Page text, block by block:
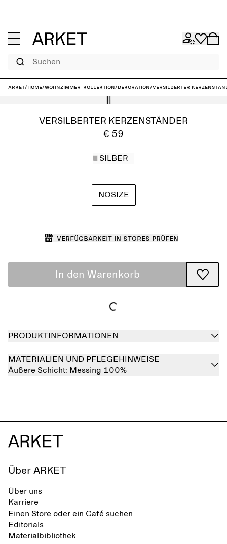
Suchen
ARKET/Home/Wohnzimmer-Kollektion/Dekoration/Versilberter
VERSILBERTER KERZENSTÄNDER
€ 59
SILBER
NOSIZE
Verfügbarkeit in Stores prüfen
In den Warenkorb
PRODUKTINFORMATIONEN
MATERIALIEN UND PFLEGEHINWEISE
Äußere Schicht: Messing 100%
Über ARKET
Über uns
Karriere
Einen Store oder ein Café suchen
Editorials
Materialbibliothek